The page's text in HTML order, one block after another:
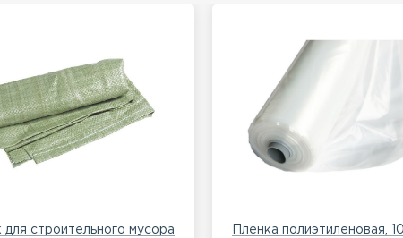
строительного мусора
Пленка полиэтиленовая,